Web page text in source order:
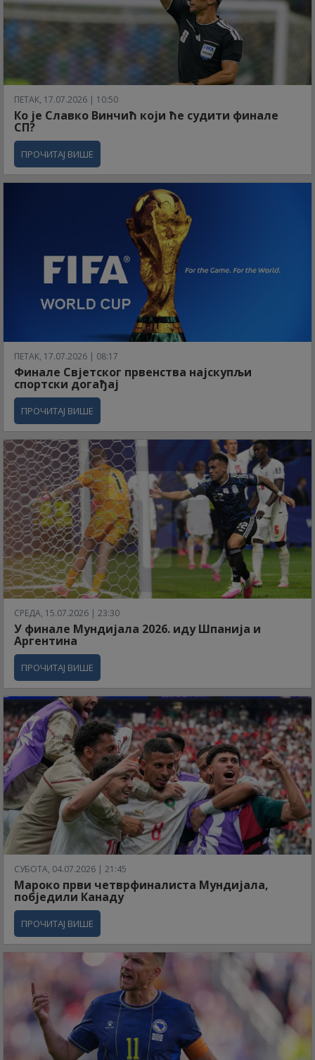
ПЕТАК, 17.07.2026 | 10:50
Ко је Славко Винчић који ће судити финале
СП?
ПРОЧИТАЈ ВИШЕ
ПЕТАК, 17.07.2026 | 08:17
Финале Свјетског првенства најскупљи
спортски догађај
ПРОЧИТАЈ ВИШЕ
СРЕДА, 15.07.2026 | 23:30
У финале Мундијала 2026. иду Шпанија и
Аргентина
ПРОЧИТАЈ ВИШЕ
СУБОТА, 04.07.2026 | 21:45
Мароко први четврфиналиста Мундијала,
побједили Канаду
ПРОЧИТАЈ ВИШЕ